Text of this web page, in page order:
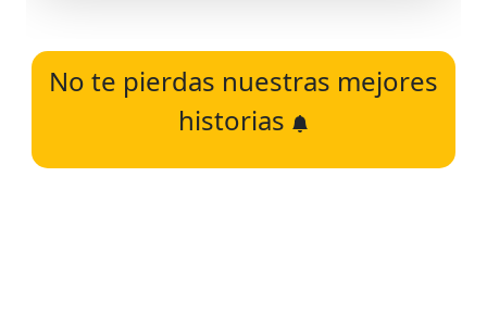
No te pierdas nuestras mejores
historias